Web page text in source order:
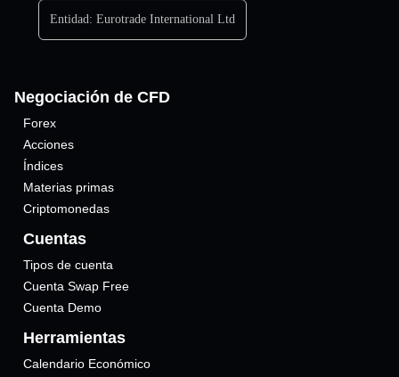
Entidad: Eurotrade International Ltd
Negociación de CFD
Forex
Acciones
Índices
Materias primas
Criptomonedas
Cuentas
Tipos de cuenta
Cuenta Swap Free
Cuenta Demo
Herramientas
Calendario Económico